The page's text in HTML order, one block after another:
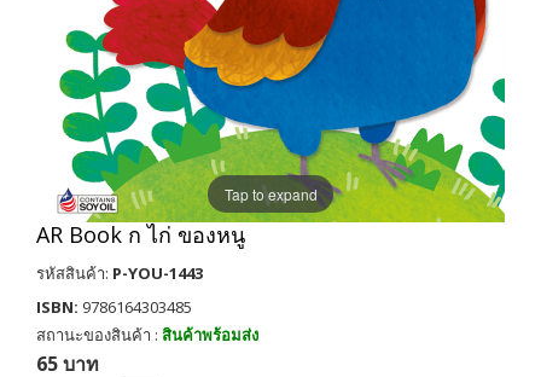
Tap to expand
AR Book ก ไก่ ของหนู
รหัสสินค้า: P-YOU-1443
ISBN: 9786164303485
สถานะของสินค้า : สินค้าพร้อมส่ง
65 บาท